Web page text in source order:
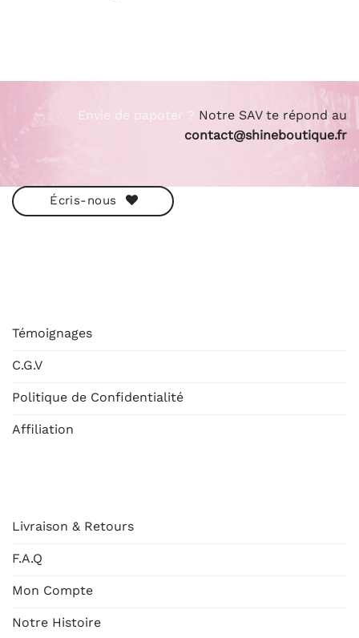
Envie de papoter ? Notre SAV te répond au
contact@shineboutique.fr
Écris-nous
Témoignages
C.G.V
Politique de Confidentialité
Affiliation
Livraison & Retours
F.A.Q
Mon Compte
Notre Histoire